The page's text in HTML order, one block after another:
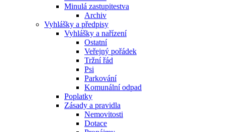
Minulá zastupitestva
Archiv
Vyhlášky a předpisy
Vyhlášky a nařízení
Ostatní
Veřejný pořádek
Tržní řád
Psi
Parkování
Komunální odpad
Poplatky
Zásady a pravidla
Nemovitosti
Dotace